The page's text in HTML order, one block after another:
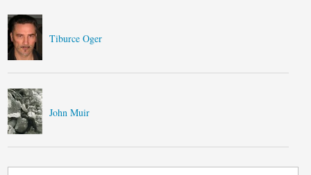
Tiburce Oger
John Muir